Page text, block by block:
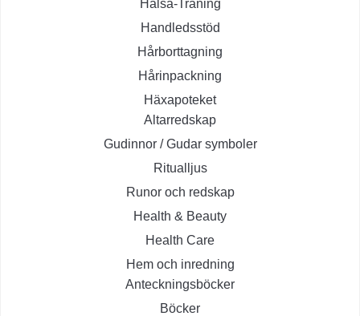
Hälsa-Träning
Handledsstöd
Hårborttagning
Hårinpackning
Häxapoteket
Altarredskap
Gudinnor / Gudar symboler
Ritualljus
Runor och redskap
Health & Beauty
Health Care
Hem och inredning
Anteckningsböcker
Böcker